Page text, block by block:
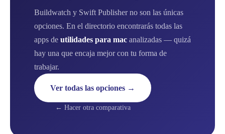
Buildwatch y Swift Publisher no son las únicas
opciones. En el directorio encontrarás todas las
apps de utilidades para mac analizadas — quizá
hay una que encaja mejor con tu forma de
trabajar.
Ver todas las opciones →
← Hacer otra comparativa